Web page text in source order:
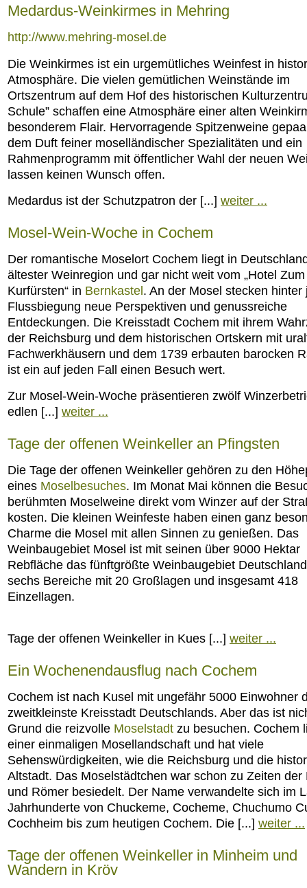
Medardus-Weinkirmes in Mehring
http://www.mehring-mosel.de
Die Weinkirmes ist ein urgemütliches Weinfest in
Atmosphäre. Die vielen gemütlichen Weinstände im
Ortszentrum auf dem Hof des historischen
Schule” schaffen eine Atmosphäre einer alten
besonderem Flair. Hervorragende Spitzenweine
dem Duft feiner moselländischer Spezialitäten und ein
Rahmenprogramm mit öffentlicher Wahl der neuen
lassen keinen Wunsch offen.
Medardus ist der Schutzpatron der [...] weiter ...
Mosel-Wein-Woche in Cochem
Der romantische Moselort Cochem liegt in
ältester Weinregion und gar nicht weit vom „Hotel Zum
Kurfürsten“ in Bernkastel. An der Mosel stecken hinter
Flussbiegung neue Perspektiven und genussreiche
Entdeckungen. Die Kreisstadt Cochem mit ihrem
der Reichsburg und dem historischen Ortskern mit
Fachwerkhäusern und dem 1739 erbauten barocken
ist ein auf jeden Fall einen Besuch wert.
Zur Mosel-Wein-Woche präsentieren zwölf
edlen [...] weiter ...
Tage der offenen Weinkeller an Pfingsten
Die Tage der offenen Weinkeller gehören zu den
eines Moselbesuches. Im Monat Mai können die
berühmten Moselweine direkt vom Winzer auf der
kosten. Die kleinen Weinfeste haben einen ganz
Charme die Mosel mit allen Sinnen zu genießen. Das
Weinbaugebiet Mosel ist mit seinen über 9000 Hektar
Rebfläche das fünftgrößte Weinbaugebiet
sechs Bereiche mit 20 Großlagen und insgesamt 418
Einzellagen.
Tage der offenen Weinkeller in Kues [...] weiter ...
Ein Wochenendausflug nach Cochem
Cochem ist nach Kusel mit ungefähr 5000 Einwohner
zweitkleinste Kreisstadt Deutschlands. Aber das ist
Grund die reizvolle Moselstadt zu besuchen. Cochem
einer einmaligen Mosellandschaft und hat viele
Sehenswürdigkeiten, wie die Reichsburg und die
Altstadt. Das Moselstädtchen war schon zu Zeiten der
und Römer besiedelt. Der Name verwandelte sich im
Jahrhunderte von Chuckeme, Cocheme, Chuchumo
Cochheim bis zum heutigen Cochem. Die [...] weiter ...
Tage der offenen Weinkeller in Minheim und
Wandern in Kröv